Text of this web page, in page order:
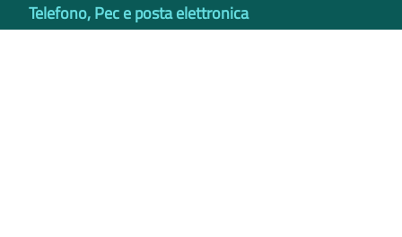
Telefono, Pec e posta elettronica